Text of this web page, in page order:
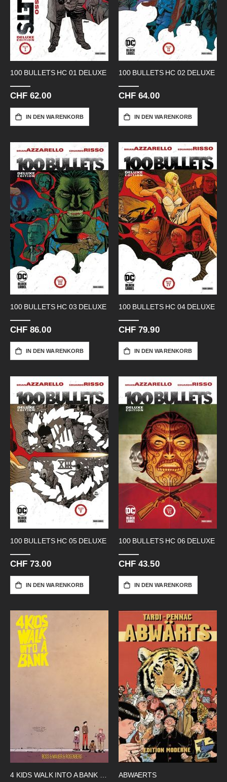
100 BULLETS HC 01 DELUXE
CHF 62.00
IN DEN WARENKORB
100 BULLETS HC 02 DELUXE
CHF 64.00
IN DEN WARENKORB
100 BULLETS HC 03 DELUXE
CHF 86.00
IN DEN WARENKORB
100 BULLETS HC 04 DELUXE
CHF 79.90
IN DEN WARENKORB
100 BULLETS HC 05 DELUXE
CHF 73.00
IN DEN WARENKORB
100 BULLETS HC 06 DELUXE
CHF 43.50
IN DEN WARENKORB
ABWAERTS